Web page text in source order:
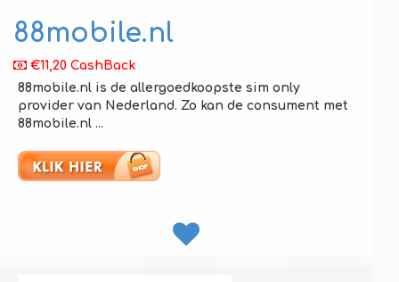
88mobile.nl
€11,20 CashBack
88mobile.nl is de allergoedkoopste sim only
provider van Nederland. Zo kan de consument met
88mobile.nl ...